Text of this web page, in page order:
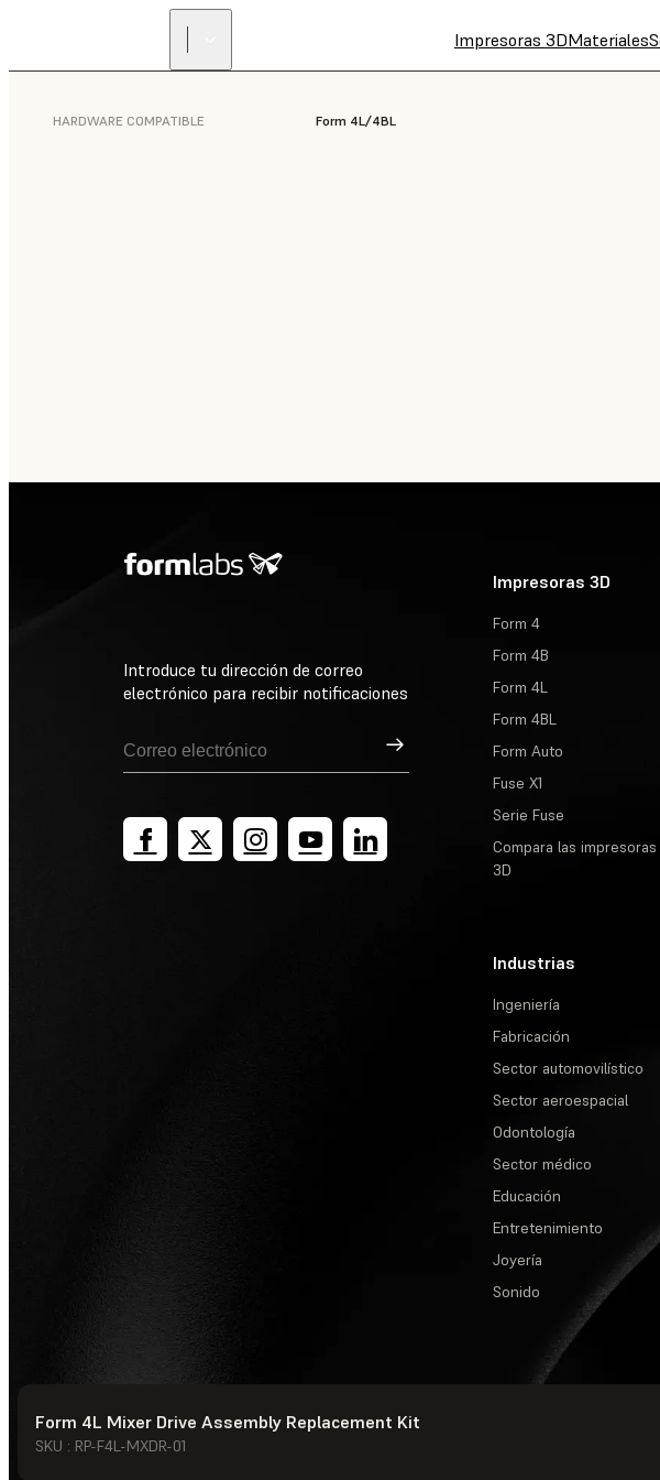
Impresoras 3DMateriales
HARDWARE COMPATIBLE Form 4L/4BL
Form 4L Mixer Drive Assembly Replacement Kit
SKU : RP-F4L-MXDR-01
Introduce tu dirección de correo
electrónico para recibir notificaciones
Suscribirse
Impresoras 3D
Form 4
Form 4B
Form 4L
Form 4BL
Form Auto
Fuse X1
Serie Fuse
Compara las impresoras
3D
Industrias
Ingeniería
Fabricación
Sector automovilístico
Sector aeroespacial
Odontología
Sector médico
Educación
Entretenimiento
Joyería
Sonido
© Formlabs2026